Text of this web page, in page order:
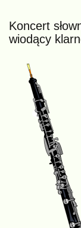
Koncert
wiodący